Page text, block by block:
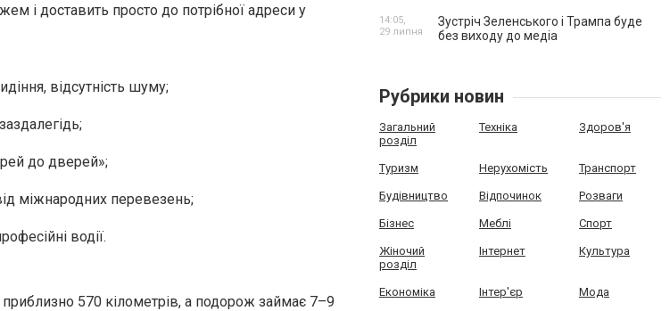
і доставить просто до потрібної адреси у
відсутність шуму;
до дверей»;
міжнародних перевезень;
водії.
570 кілометрів, а подорож займає 7–9
Зустріч Зеленського і Трампа буде
без виходу до медіа
14:05,
29 липня
Рубрики новин
Загальний
розділ
Техніка Здоров'я
Туризм Нерухомість Транспорт
Будівництво Відпочинок Розваги
Бізнес Меблі Спорт
Жіночий
розділ
Інтернет Культура
Економіка Інтер'єр Мода